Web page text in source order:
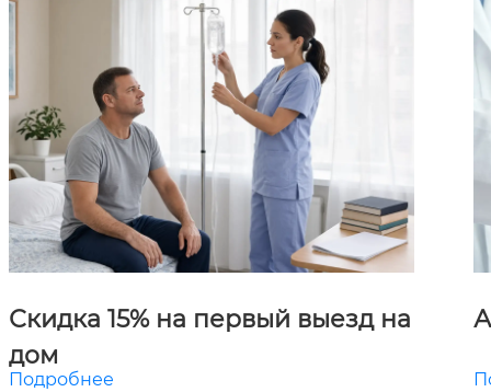
Скидка 15% на первый выезд на
дом
Подробнее